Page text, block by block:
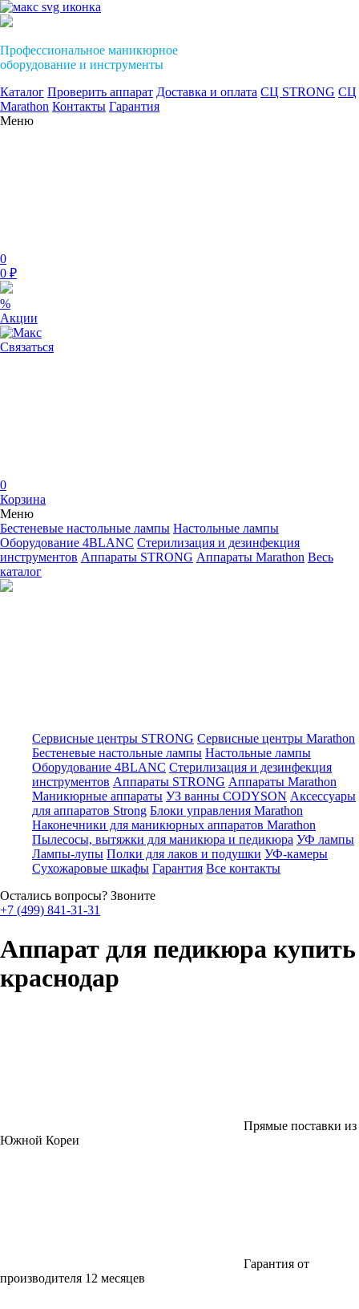
Профессиональное маникюрное
оборудование и инструменты
Каталог Проверить аппарат Доставка и оплата СЦ STRONG СЦ
Marathon Контакты Гарантия
Меню
0
0 ₽
%
Акции
Связаться
0
Корзина
Меню
Бестеневые настольные лампы Настольные лампы
Оборудование 4BLANC Стерилизация и дезинфекция
инструментов Аппараты STRONG Аппараты Marathon Весь
каталог
Сервисные центры STRONG Сервисные центры Marathon
Бестеневые настольные лампы Настольные лампы
Оборудование 4BLANC Стерилизация и дезинфекция
инструментов Аппараты STRONG Аппараты Marathon
Маникюрные аппараты УЗ ванны CODYSON Аксессуары
для аппаратов Strong Блоки управления Marathon
Наконечники для маникюрных аппаратов Marathon
Пылесосы, вытяжки для маникюра и педикюра УФ лампы
Лампы-лупы Полки для лаков и подушки УФ-камеры
Сухожаровые шкафы Гарантия Все контакты
Остались вопросы? Звоните
+7 (499) 841-31-31
Аппарат для педикюра купить
краснодар
Прямые поставки из
Южной Кореи
Гарантия от
производителя 12 месяцев